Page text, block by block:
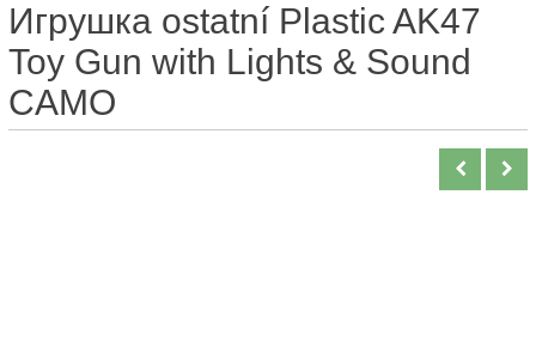
Игрушка ostatní Plastic AK47
Toy Gun with Lights & Sound
CAMO